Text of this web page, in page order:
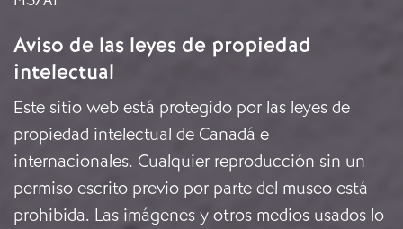
Aviso de las leyes de propiedad
intelectual
Este sitio web está protegido por las leyes de
propiedad intelectual de Canadá e
internacionales. Cualquier reproducción sin un
permiso escrito previo por parte del museo está
prohibida. Las imágenes y otros medios usados lo